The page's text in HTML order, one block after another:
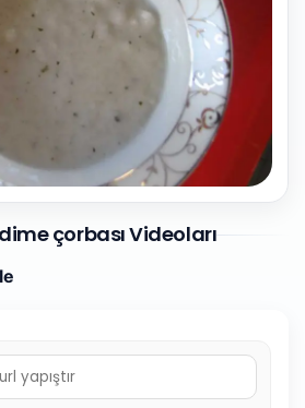
çorbası Videoları